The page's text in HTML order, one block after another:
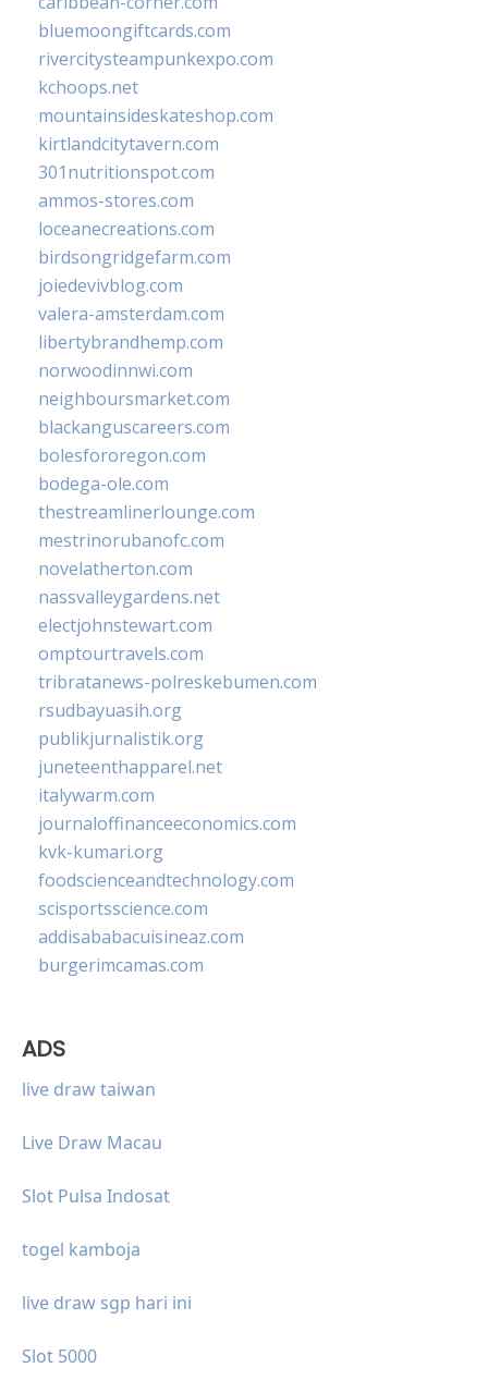
bluemoongiftcards.com
rivercitysteampunkexpo.com
kchoops.net
mountainsideskateshop.com
kirtlandcitytavern.com
301nutritionspot.com
ammos-stores.com
loceanecreations.com
birdsongridgefarm.com
joiedevivblog.com
valera-amsterdam.com
libertybrandhemp.com
norwoodinnwi.com
neighboursmarket.com
blackanguscareers.com
bolesfororegon.com
bodega-ole.com
thestreamlinerlounge.com
mestrinorubanofc.com
novelatherton.com
nassvalleygardens.net
electjohnstewart.com
omptourtravels.com
tribratanews-polreskebumen.com
rsudbayuasih.org
publikjurnalistik.org
juneteenthapparel.net
italywarm.com
journaloffinanceeconomics.com
kvk-kumari.org
foodscienceandtechnology.com
scisportsscience.com
addisababacuisineaz.com
burgerimcamas.com
ADS
live draw taiwan
Live Draw Macau
Slot Pulsa Indosat
togel kamboja
live draw sgp hari ini
Slot 5000